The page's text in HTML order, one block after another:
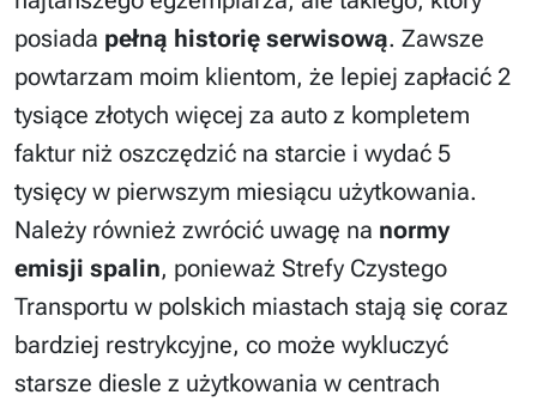
posiada pełną historię serwisową. Zawsze
powtarzam moim klientom, że lepiej zapłacić 2
tysiące złotych więcej za auto z kompletem
faktur niż oszczędzić na starcie i wydać 5
tysięcy w pierwszym miesiącu użytkowania.
Należy również zwrócić uwagę na normy
emisji spalin, ponieważ Strefy Czystego
Transportu w polskich miastach stają się coraz
bardziej restrykcyjne, co może wykluczyć
starsze diesle z użytkowania w centrach